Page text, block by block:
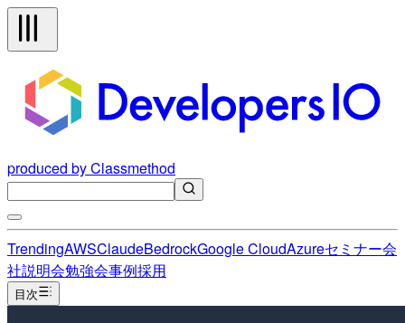
produced by Classmethod
TrendingAWSClaudeBedrockGoogle CloudAzureセミナー会
社説明会勉強会事例採用
目次